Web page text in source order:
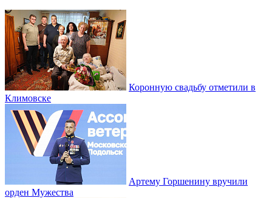
Коронную свадьбу отметили в
Климовске
Артему Горшенину вручили
орден Мужества